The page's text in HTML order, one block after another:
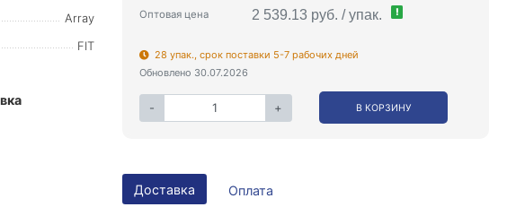
Array
FIT
Оптовая цена 2 539.13 руб. / упак. !
28 упак., срок поставки 5-7 рабочих дней
Обновлено 30.07.2026
- + В КОРЗИНУ
Доставка Оплата